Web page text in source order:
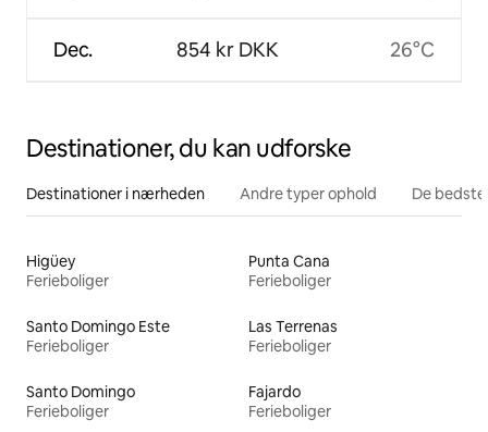
Dec. 854 kr DKK 26°C
Destinationer, du kan udforske
Destinationer i nærheden Andre typer ophold De
Higüey
Ferieboliger
Punta Cana
Ferieboliger
Santo Domingo Este
Ferieboliger
Las Terrenas
Ferieboliger
Santo Domingo
Ferieboliger
Fajardo
Ferieboliger